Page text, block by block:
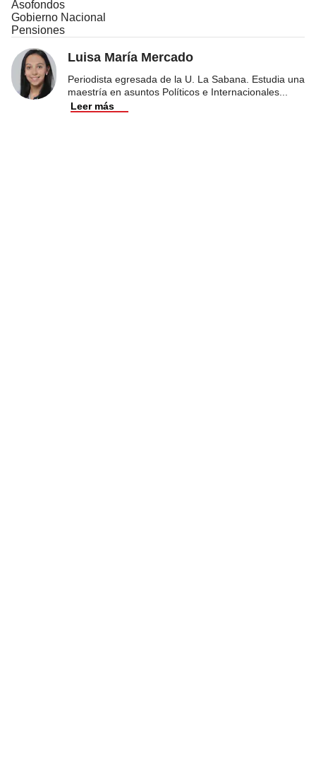
Asofondos
Gobierno Nacional
Pensiones
Luisa María Mercado
Periodista egresada de la U. La Sabana. Estudia una
maestría en asuntos Políticos e Internacionales
Leer más